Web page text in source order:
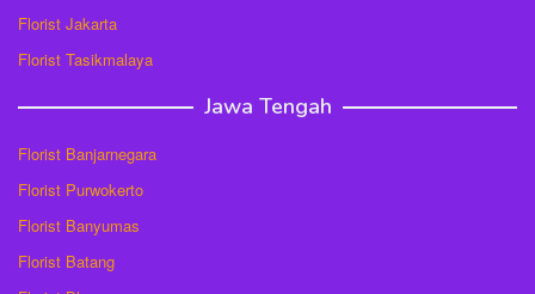
Florist Jakarta
Florist Tasikmalaya
Jawa Tengah
Florist Banjarnegara
Florist Purwokerto
Florist Banyumas
Florist Batang